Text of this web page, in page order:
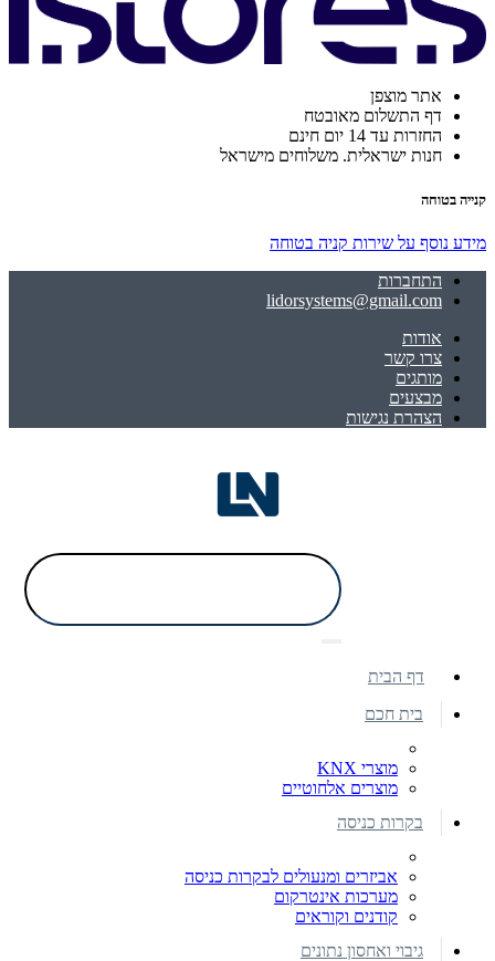
אתר מוצפן
דף התשלום מאובטח
החזרות עד 14 יום חינם
חנות ישראלית. משלוחים מישראל
קנייה בטוחה
מידע נוסף על שירות קניה בטוחה
התחברות
lidorsystems@gmail.com
אודות
צרו קשר
מותגים
מבצעים
הצהרת נגישות
דף הבית
בית חכם
מוצרי KNX
מוצרים אלחוטיים
בקרות כניסה
אביזרים ומנעולים לבקרות כניסה
מערכות אינטרקום
קודנים וקוראים
גיבוי ואחסון נתונים